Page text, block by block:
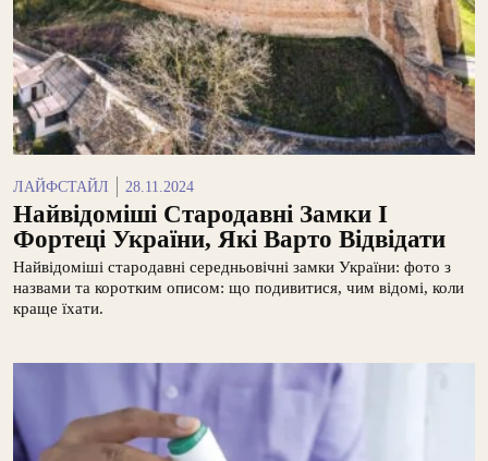
ЛАЙФСТАЙЛ 28.11.2024
Найвідоміші Стародавні Замки І
Фортеці України, Які Варто Відвідати
Найвідоміші стародавні середньовічні замки України: фото з
назвами та коротким описом: що подивитися, чим відомі, коли
краще їхати.